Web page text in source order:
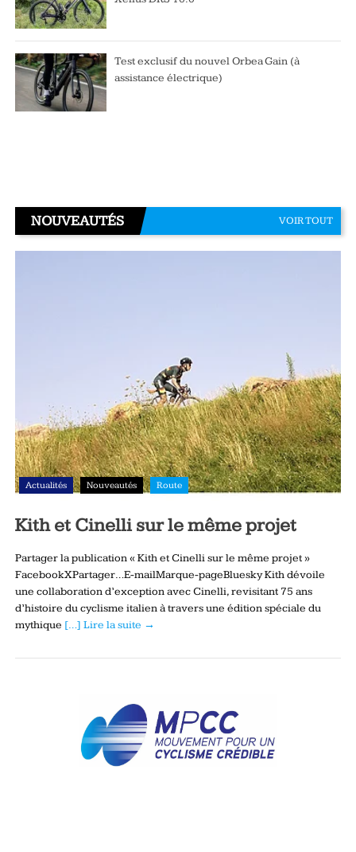
Test exclusif du nouvel Orbea Gain (à
assistance électrique)
NOUVEAUTÉS VOIR TOUT
Actualités Nouveautés Route
Kith et Cinelli sur le même projet
Partager la publication « Kith et Cinelli sur le même projet »
FacebookXPartager…E-mailMarque-pageBluesky Kith dévoile
une collaboration d’exception avec Cinelli, revisitant 75 ans
d’histoire du cyclisme italien à travers une édition spéciale du
mythique […] Lire la suite →